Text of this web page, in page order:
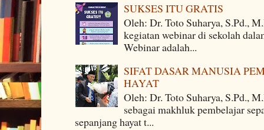
SUKSES ITU GRATIS
Oleh: Dr. Toto Suharya, S.Pd.,
kegiatan webinar di sekolah
Webinar adalah...
SIFAT DASAR MANUSIA
HAYAT
Oleh: Dr. Toto Suharya, S.Pd.,
sebagai makhluk pembelajar
sepanjang hayat t...